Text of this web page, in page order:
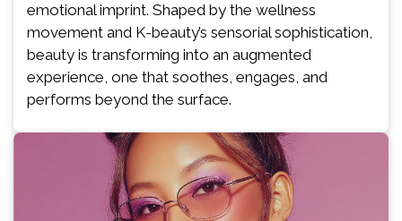
emotional imprint. Shaped by the wellness
movement and K-beauty’s sensorial sophistication,
beauty is transforming into an augmented
experience, one that soothes, engages, and
performs beyond the surface.